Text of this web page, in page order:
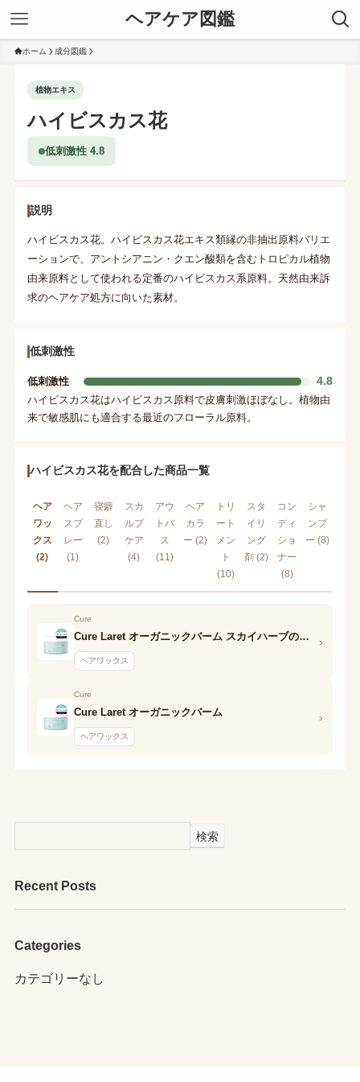
ヘアケア図鑑
ホーム 成分図鑑
植物エキス
ハイビスカス花
低刺激性 4.8
説明
ハイビスカス花。ハイビスカス花エキス類縁の非抽出原料バリエ
ーションで、アントシアニン・クエン酸類を含むトロピカル植物
由来原料として使われる定番のハイビスカス系原料。天然由来訴
求のヘアケア処方に向いた素材。
低刺激性
低刺激性 4.8
ハイビスカス花はハイビスカス原料で皮膚刺激ほぼなし。植物由
来で敏感肌にも適合する最近のフローラル原料。
ハイビスカス花を配合した商品一覧
ヘア
ワッ
クス
(2)
ヘア
スプ
レー
(1)
寝癖
直し
(2)
スカ
ルプ
ケア
(4)
アウ
トバ
ス
(11)
ヘア
カラ
ー (2)
トリ
ート
メン
ト
(10)
スタ
イリ
ング
剤 (2)
コン
ディ
ショ
ナー
(8)
シャ
ンプ
ー (8)
Cure
Cure Laret オーガニックバーム スカイハーブの香り
ヘアワックス
›
Cure
Cure Laret オーガニックバーム
ヘアワックス
›
検索
Recent Posts
Categories
カテゴリーなし